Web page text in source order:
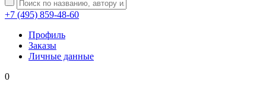
+7 (495) 859-48-60
Профиль
Заказы
Личные данные
0